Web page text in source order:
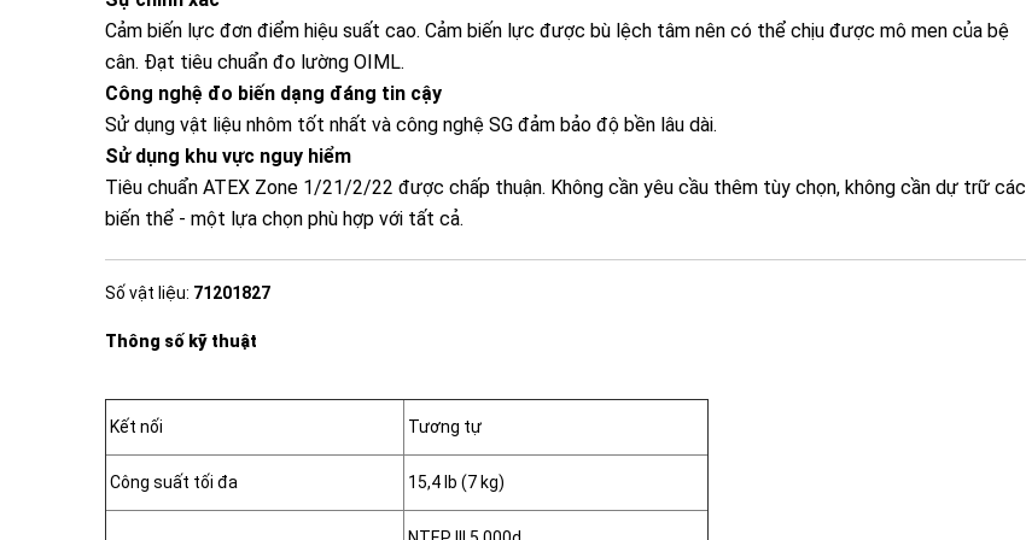
Cảm biến lực đơn điểm hiệu suất cao. Cảm biến lực được bù lệch tâm nên có thể chịu được mô men của bệ
cân. Đạt tiêu chuẩn đo lường OIML.
Công nghệ đo biến dạng đáng tin cậy
Sử dụng vật liệu nhôm tốt nhất và công nghệ SG đảm bảo độ bền lâu dài.
Sử dụng khu vực nguy hiểm
Tiêu chuẩn ATEX Zone 1/21/2/22 được chấp thuận. Không cần yêu cầu thêm tùy chọn, không cần dự trữ các
biến thể - một lựa chọn phù hợp với tất cả.
Số vật liệu: 71201827
Thông số kỹ thuật
Kết nối Tương tự
Công suất tối đa 15,4 lb (7 kg)